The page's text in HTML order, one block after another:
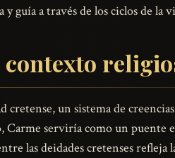
guía a través de los ciclos de la
cretense, un sistema de
Carme serviría como un
las deidades cretenses